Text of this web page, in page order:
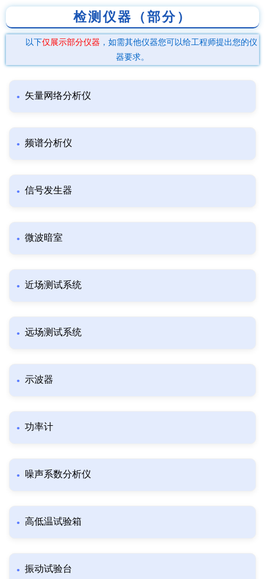
检测仪器（部分）
以下仅展示部分仪器 ，如需其他仪器您可以给工程师提出您的仪
器要求。
矢量网络分析仪
频谱分析仪
信号发生器
微波暗室
近场测试系统
远场测试系统
示波器
功率计
噪声系数分析仪
高低温试验箱
振动试验台